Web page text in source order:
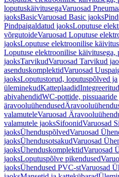
loputuskäivitusegaVaruosad
jaoksBasicVaruosad Basic jaoks
Pindpaigaldatud jaoksLoputuse
võrgutoideVaruosad Loputuse
jaoksLoputuse elektroonilise
Loputuse elektroonilise käivitusega,
jaoksTarvikudVaruosad Tarvikud
asenduskomplektidVaruosad
jaoksLoputustorud, loputuspõlved ja
üleminekudKatteplaadid
abivahendidWC-pottide, pissuaaride
äravooluühendused
valamuteleVaruosad
valamutele jaoksSifoonidVaruosad
jaoksÜhenduspõlvedVaruosad
jaoksÜhendusotsakudVaruosad
jaoksÜhenduskomplektidVaruosad
jaoksLoputuspõlve pikendused
jaoksÜhendused PVC-stVaruosad